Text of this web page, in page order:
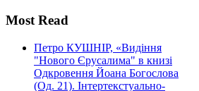
Most Read
Петро КУШНІР, «Видіння
"Нового Єрусалима" в книзі
Одкровення Йоана Богослова
(Од. 21). Інтертекстуально-